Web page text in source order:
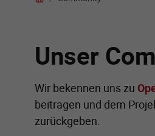
Unser
Wir bekennen uns zu
beitragen und dem
zurückgeben.